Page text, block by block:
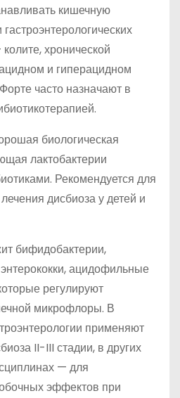
кишечную
хронической
и гиперацидном
часто назначают в
биологическая
лактобактерии
Рекомендуется для
дисбиоза у детей и
бифидобактерии,
ацидофильные
регулируют
микрофлоры. В
применяют
II-III стадии, в других
— для
эффектов при